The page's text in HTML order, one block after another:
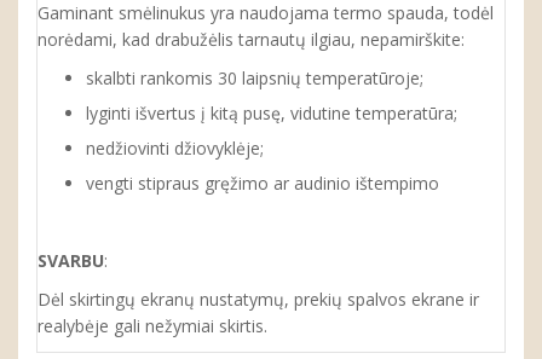
Gaminant smėlinukus yra naudojama termo spauda, todėl
norėdami, kad drabužėlis tarnautų ilgiau, nepamirškite:
skalbti rankomis 30 laipsnių temperatūroje;
lyginti išvertus į kitą pusę, vidutine temperatūra;
nedžiovinti džiovyklėje;
vengti stipraus gręžimo ar audinio ištempimo
SVARBU:
Dėl skirtingų ekranų nustatymų, prekių spalvos ekrane ir
realybėje gali nežymiai skirtis.